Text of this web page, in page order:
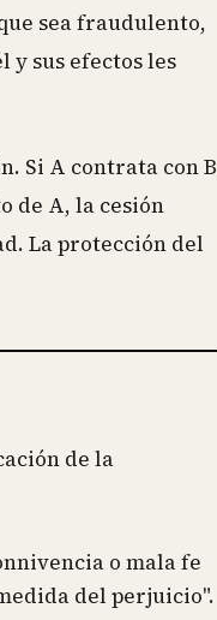
sea fraudulento,
sus efectos les
Si A contrata con B
de A, la cesión
La protección del
de la
o mala fe
del perjuicio".